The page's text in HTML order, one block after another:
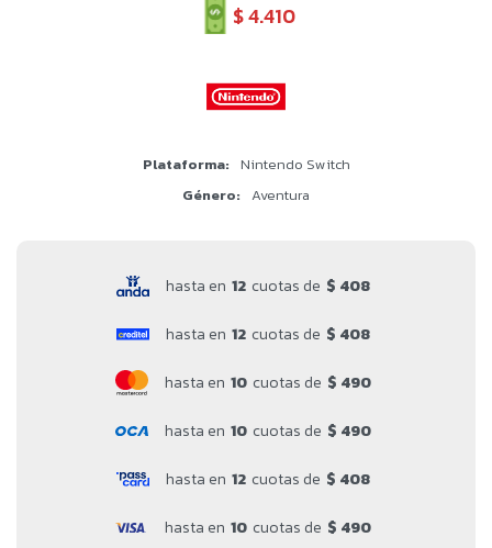
$4.410
Plataforma
Nintendo Switch
Género
Aventura
hasta en 12 cuotas de $ 408
hasta en 12 cuotas de $ 408
hasta en 10 cuotas de $ 490
hasta en 10 cuotas de $ 490
hasta en 12 cuotas de $ 408
hasta en 10 cuotas de $ 490